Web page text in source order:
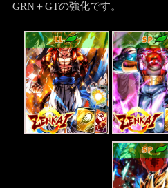
GRN＋GTの強化です。
LL SP
SP